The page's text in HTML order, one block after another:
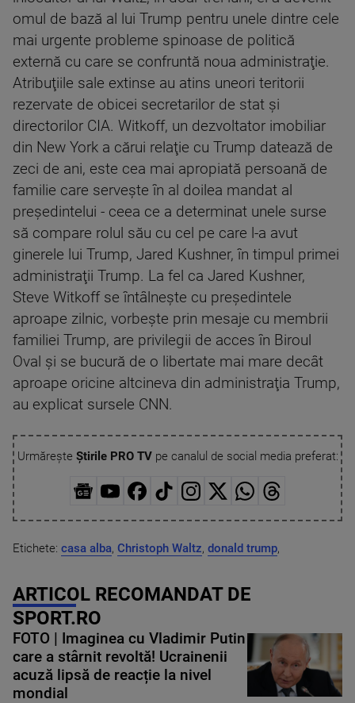
omul de bază al lui Trump pentru unele dintre cele
mai urgente probleme spinoase de politică
externă cu care se confruntă noua administraţie.
Atribuţiile sale extinse au atins uneori teritorii
rezervate de obicei secretarilor de stat şi
directorilor CIA. Witkoff, un dezvoltator imobiliar
din New York a cărui relaţie cu Trump datează de
zeci de ani, este cea mai apropiată persoană de
familie care serveşte în al doilea mandat al
preşedintelui - ceea ce a determinat unele surse
să compare rolul său cu cel pe care l-a avut
ginerele lui Trump, Jared Kushner, în timpul primei
administraţii Trump. La fel ca Jared Kushner,
Steve Witkoff se întâlneşte cu preşedintele
aproape zilnic, vorbeşte prin mesaje cu membrii
familiei Trump, are privilegii de acces în Biroul
Oval şi se bucură de o libertate mai mare decât
aproape oricine altcineva din administraţia Trump,
au explicat sursele CNN.
Urmărește Știrile PRO TVpe canalul de social media preferat:
Etichete: casa alba, Christoph Waltz, donald trump,
ARTICOL RECOMANDAT DE
SPORT.RO
FOTO | Imaginea cu Vladimir Putin
care a stârnit revoltă! Ucrainenii
acuză lipsă de reacție la nivel
mondial